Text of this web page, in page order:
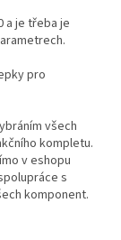
a je třeba je
pro
všech
kompletu.
v eshopu
s
komponent.